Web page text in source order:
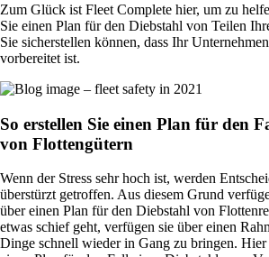
Zum Glück ist Fleet Complete hier, um zu
Sie einen Plan für den Diebstahl von Teilen
Sie sicherstellen können, dass Ihr
vorbereitet ist.
So erstellen Sie einen Plan für den
von Flottengütern
Wenn der Stress sehr hoch ist, werden
überstürzt getroffen. Aus diesem Grund
über einen Plan für den Diebstahl von
etwas schief geht, verfügen sie über einen
Dinge schnell wieder in Gang zu bringen.